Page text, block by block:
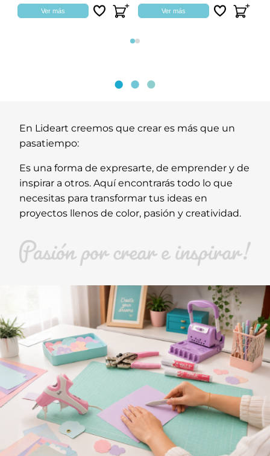
Ver más Ver más
Página 1
Página 2
En Lideart creemos que crear es más que un
pasatiempo:
Es una forma de expresarte, de emprender y de
inspirar a otros. Aquí encontrarás todo lo que
necesitas para transformar tus ideas en
proyectos llenos de color, pasión y creatividad.